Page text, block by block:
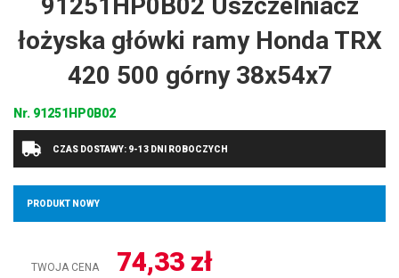
łożyska główki ramy Honda TRX
420 500 górny 38x54x7
Nr. 91251HP0B02
CZAS DOSTAWY: 9-13 DNI ROBOCZYCH
PRODUKT NOWY
TWOJA CENA 74,33 zł